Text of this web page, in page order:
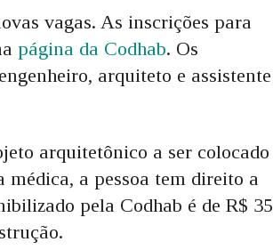
vagas. As inscrições para
página da Codhab. Os
arquiteto e assistente
arquitetônico a ser colocado
a pessoa tem direito a
pela Codhab é de R$ 35